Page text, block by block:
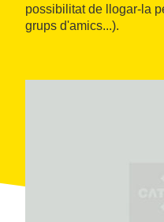
possibilitat de llogar-la
grups d'amics...).